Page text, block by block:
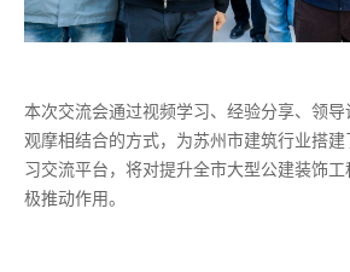
本次交流会通过视频学习、经验分享、领
观摩相结合的方式，为苏州市建筑行业搭
习交流平台，将对提升全市大型公建装饰
极推动作用。